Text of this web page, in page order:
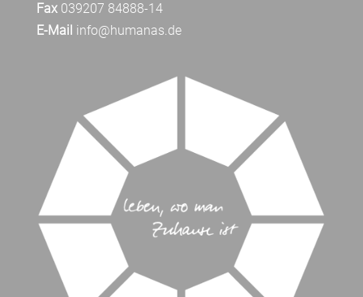
Fax039207 84888-14
E-Mail info@humanas.de